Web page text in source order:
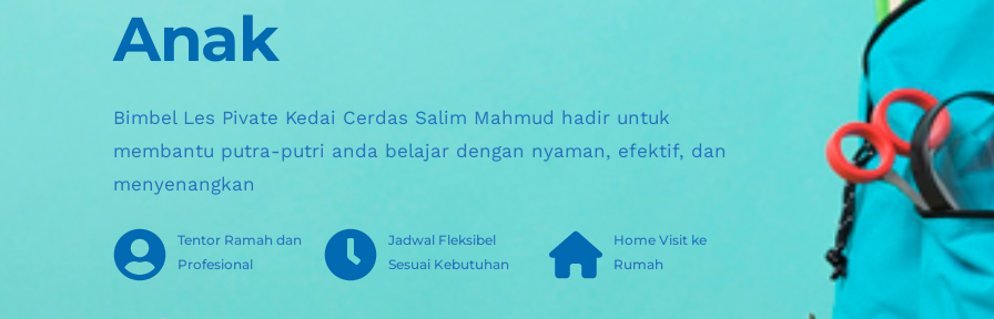
Anak
Bimbel Les Pivate Kedai Cerdas Salim Mahmud hadir untuk
membantu putra-putri anda belajar dengan nyaman, efektif, dan
menyenangkan
Tentor Ramah dan
Profesional
Jadwal Fleksibel
Sesuai Kebutuhan
Home Visit ke
Rumah